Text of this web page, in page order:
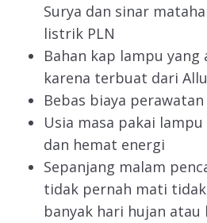
Surya dan sinar
listrik PLN
Bahan kap lampu
karena terbuat dari
Bebas biaya perawatan
Usia masa pakai
dan hemat energi
Sepanjang malam
tidak pernah mati
banyak hari hujan atau